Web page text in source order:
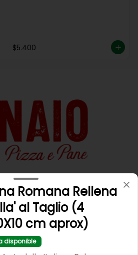
$5.400
Romana Rellena
al Taglio (4
cm aprox)
disponible